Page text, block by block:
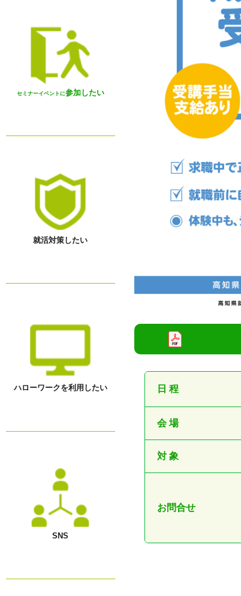
セミナーイベントに参加したい
就活対策したい
ハローワークを利用したい
SNS
日 程
会 場
対 象
お問合せ